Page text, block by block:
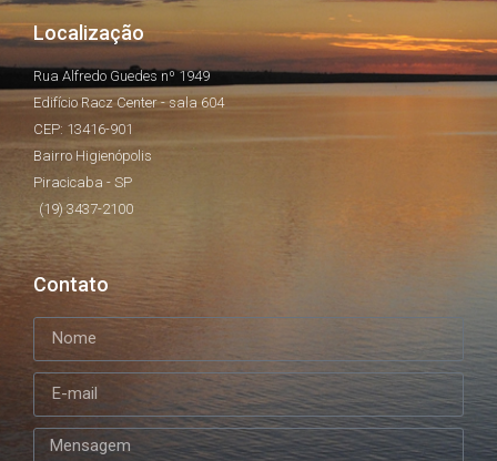
Localização
Rua Alfredo Guedes nº 1949
Edifício Racz Center - sala 604
CEP: 13416-901
Bairro Higienópolis
Piracicaba - SP
(19) 3437-2100
Contato